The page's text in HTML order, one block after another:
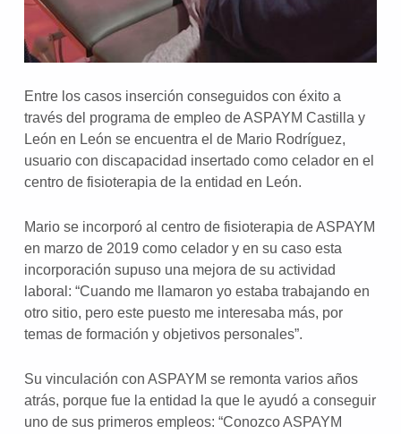
Entre los casos inserción conseguidos con éxito a
través del programa de empleo de ASPAYM Castilla y
León en León se encuentra el de Mario Rodríguez,
usuario con discapacidad insertado como celador en el
centro de fisioterapia de la entidad en León.
Mario se incorporó al centro de fisioterapia de ASPAYM
en marzo de 2019 como celador y en su caso esta
incorporación supuso una mejora de su actividad
laboral: “Cuando me llamaron yo estaba trabajando en
otro sitio, pero este puesto me interesaba más, por
temas de formación y objetivos personales”.
Su vinculación con ASPAYM se remonta varios años
atrás, porque fue la entidad la que le ayudó a conseguir
uno de sus primeros empleos: “Conozco ASPAYM